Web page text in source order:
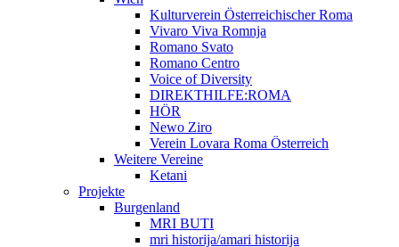
Kulturverein Österreichischer Roma
Vivaro Viva Romnja
Romano Svato
Romano Centro
Voice of Diversity
DIREKTHILFE:ROMA
HÖR
Newo Ziro
Verein Lovara Roma Österreich
Weitere Vereine
Ketani
Projekte
Burgenland
MRI BUTI
mri historija/amari historija